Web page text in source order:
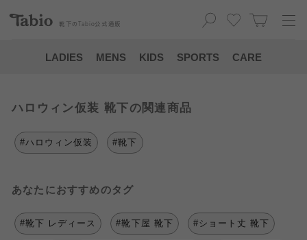
靴下の Tabio 公式通販
LADIES MENS KIDS SPORTS CARE
ハロウィン仮装 靴下の関連商品
#ハロウィン仮装 #靴下
あなたにおすすめのタグ
#靴下 レディース #靴下屋 靴下 #ショート丈 靴下